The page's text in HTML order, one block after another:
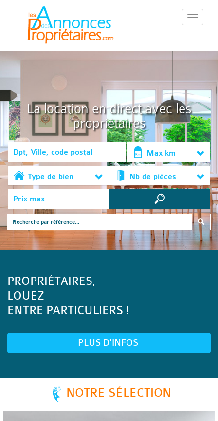
::Menu::
La location en direct avec les
propriétaires
Max km
Type de bien Nb de pièces
PROPRIÉTAIRES,
LOUEZ
ENTRE PARTICULIERS !
PLUS D'INFOS
NOTRE SÉLECTION